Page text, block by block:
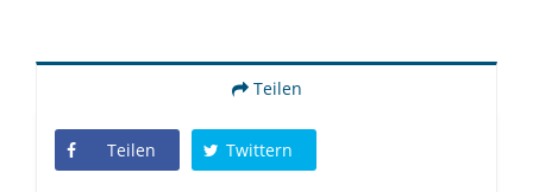
Teilen
Teilen Twittern